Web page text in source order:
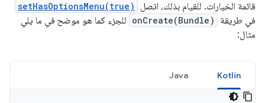
قائمة الخيارات. للقيام بذلك، اتصل
setHasOptionsMenu(true)
في طريقة onCreate(Bundle) للجزء كما هو موضح في ما يلي
مثال:
Kotlin
Java